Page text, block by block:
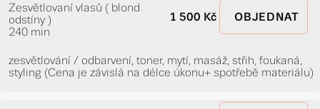
Zesvětlovaní vlasů ( blond
odstíny )
240 min
1 500 Kč OBJEDNAT
zesvětlování / odbarvení, toner, mytí, masáž, střih, foukaná,
styling (Cena je závislá na délce úkonu+ spotřebě materiálu)